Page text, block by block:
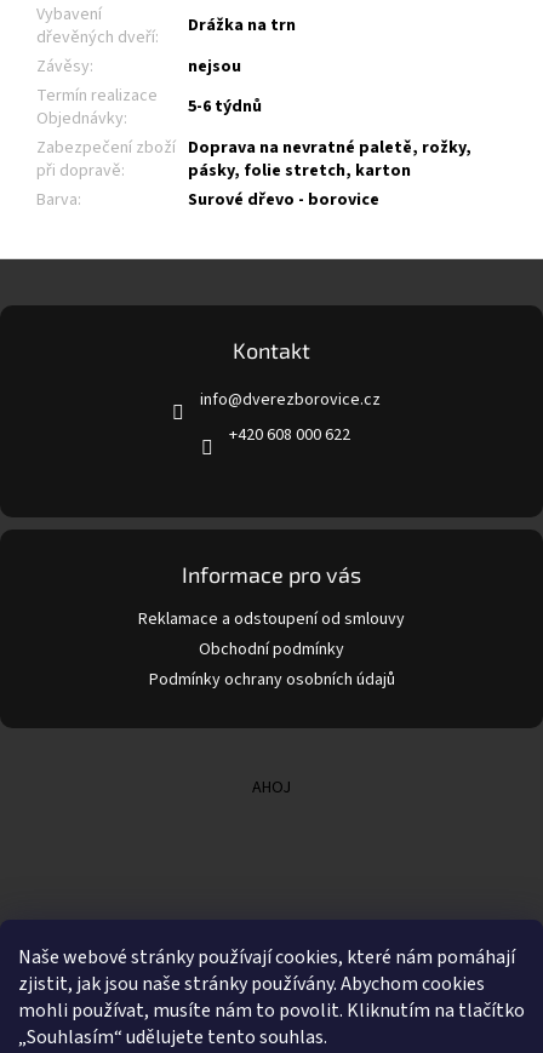
Naše webové stránky používají cookies, které nám pomáhají
zjistit, jak jsou naše stránky používány. Abychom cookies
mohli používat, musíte nám to povolit. Kliknutím na tlačítko
„Souhlasím“ udělujete tento souhlas.
Vybavení
dřevěných dveří:
Drážka na trn
Závěsy:
nejsou
Termín realizace
Objednávky:
5-6 týdnů
Zabezpečení zboží
při dopravě:
Doprava na nevratné paletě, rožky,
pásky, folie stretch, karton
Barva: Surové dřevo - borovice
p
Kontakt
info@dverezborovice.cz
+420 608 000 622
Informace pro vás
Reklamace a odstoupení od smlouvy
Obchodní podmínky
Podmínky ochrany osobních údajů
AHOJ